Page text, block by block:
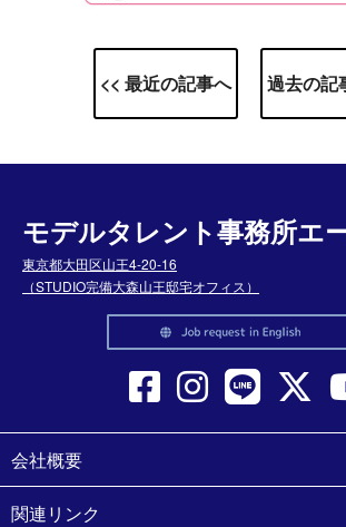
<< 最近の記事へ 過去の記
モデルタレント事務所エ
東京都大田区山王4-20-16
（STUDIO完備大森山王邸宅オフィス）
会社概要
関連リンク